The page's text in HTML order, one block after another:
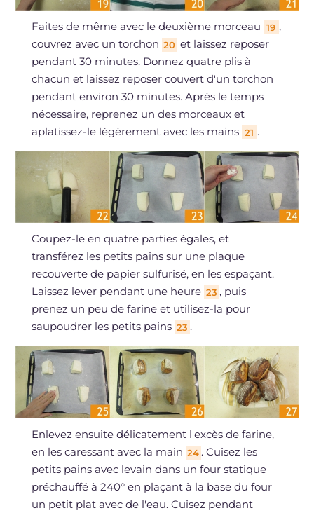
Faites de même avec le deuxième morceau 19 ,
couvrez avec un torchon 20 et laissez reposer
pendant 30 minutes. Donnez quatre plis à
chacun et laissez reposer couvert d'un torchon
pendant environ 30 minutes. Après le temps
nécessaire, reprenez un des morceaux et
aplatissez-le légèrement avec les mains 21 .
Coupez-le en quatre parties égales, et
transférez les petits pains sur une plaque
recouverte de papier sulfurisé, en les espaçant.
Laissez lever pendant une heure 23 , puis
prenez un peu de farine et utilisez-la pour
saupoudrer les petits pains 23 .
Enlevez ensuite délicatement l'excès de farine,
en les caressant avec la main 24 . Cuisez les
petits pains avec levain dans un four statique
préchauffé à 240° en plaçant à la base du four
un petit plat avec de l'eau. Cuisez pendant